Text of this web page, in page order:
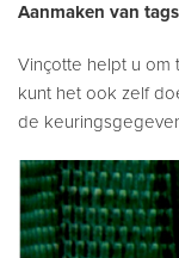
Aanmaken van tags
Vinçotte helpt u om
kunt het ook zelf
de